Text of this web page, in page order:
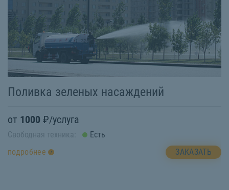
Поливка зеленых насаждений
от 1000 ₽/услуга
Свободная техника:
Есть
подробнее
ЗАКАЗАТЬ